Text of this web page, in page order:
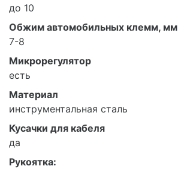
до 10
Обжим автомобильных клемм, мм
7-8
Микрорегулятор
есть
Материал
инструментальная сталь
Кусачки для кабеля
да
Рукоятка: